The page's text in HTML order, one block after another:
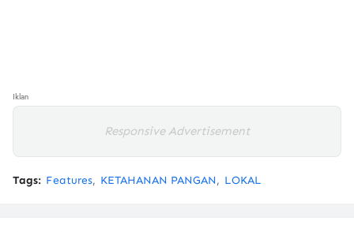
Iklan
Responsive Advertisement
Tags: Features KETAHANAN PANGAN LOKAL